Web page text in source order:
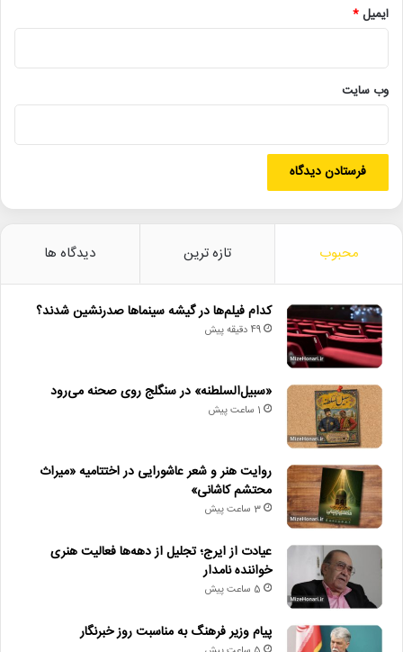
ایمیل*
وب‌ سایت
محبوب تازه ترین دیدگاه ها
کدام فیلم‌ها در گیشه سینماها صدرنشین شدند؟
49 دقیقه پیش
«سبیل‌السلطنه» در سنگلج روی صحنه می‌رود
1 ساعت پیش
روایت هنر و شعر عاشورایی در اختتامیه «میراث
محتشم کاشانی»
3 ساعت پیش
عیادت از ایرج؛ تجلیل از دهه‌ها فعالیت هنری
خواننده نامدار
5 ساعت پیش
پیام وزیر فرهنگ به مناسبت روز خبرنگار